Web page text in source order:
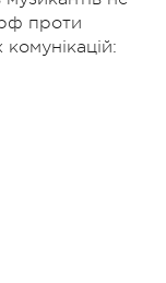
проти